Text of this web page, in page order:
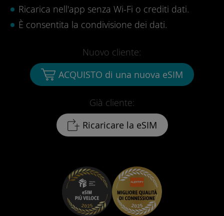
Ricarica nell'app senza Wi-Fi o crediti dati.
È consentita la condivisione dei dati.
Già cliente:
Ricaricare la eSIM
Nuovo cliente:
ACQUISTO di una nuova eSIM